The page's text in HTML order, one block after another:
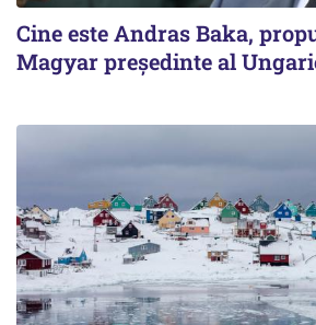
Cine este Andras Baka,
Magyar președinte al